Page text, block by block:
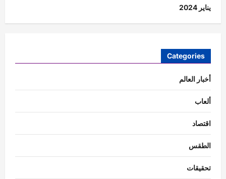
يناير 2024
Categories
أخبار العالم
ألعاب
اقتصاد
الطقس
تحقيقات